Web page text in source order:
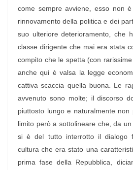
come sempre avviene, esso non
rinnovamento della politica e dei
suo ulteriore deterioramento, che
classe dirigente che mai era stata
compito che le spetta (con
anche qui è valsa la legge
cattiva scaccia quella buona. Le
avvenuto sono molte; il discorso
piuttosto lungo e naturalmente
limito però a sottolineare che, da
si è del tutto interrotto il dialogo
cultura che era stato una
prima fase della Repubblica,